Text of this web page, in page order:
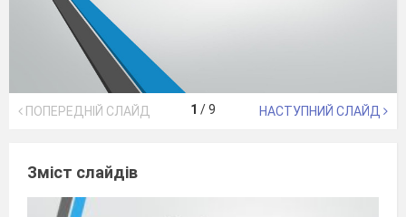
ПОПЕРЕДНІЙ СЛАЙД 1 /9 НАСТУПНИЙ СЛАЙД
Зміст слайдів